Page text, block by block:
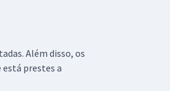
Além disso, os
está prestes a